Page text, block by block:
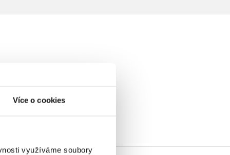
Více o cookies
využíváme soubory